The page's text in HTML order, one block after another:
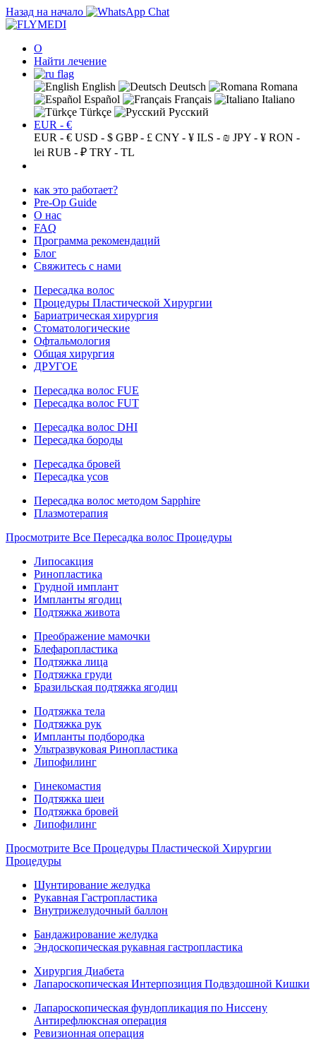
Назад на начало
О
Найти лечение
English Deutsch
Romana
Español
Français
Italiano
Türkçe
Русский
EUR - €
EUR - € USD - $ GBP - £ CNY - ¥ ILS - ₪ JPY - ¥ RON -
lei RUB - ₽ TRY - TL
как это работает?
Pre-Op Guide
О нас
FAQ
Программа рекомендаций
Блог
Свяжитесь с нами
Пересадка волос
Процедуры Пластической Хирургии
Бариатрическая хирургия
Стоматологические
Офтальмология
Общая хирургия
ДРУГОЕ
Пересадка волос FUE
Пересадка волос FUT
Пересадка волос DHI
Пересадка бороды
Пересадка бровей
Пересадка усов
Пересадка волос методом Sapphire
Плазмотерапия
Просмотрите Все Пересадка волос Процедуры
Липосакция
Ринопластика
Грудной имплант
Импланты ягодиц
Подтяжка живота
Преображение мамочки
Блефаропластика
Подтяжка лица
Подтяжка груди
Бразильская подтяжка ягодиц
Подтяжка тела
Подтяжка рук
Импланты подбородка
Ультразвуковая Ринопластика
Липофилинг
Гинекомастия
Подтяжка шеи
Подтяжка бровей
Липофилинг
Просмотрите Все Процедуры Пластической Хирургии
Процедуры
Шунтирование желудка
Рукавная Гастропластика
Внутрижелудочный баллон
Бандажирование желудка
Эндоскопическая рукавная гастропластика
Хирургия Диабета
Лапароскопическая Интерпозиция Подвздошной Кишки
Лапароскопическая фундопликация по Ниссену
Антирефлюксная операция
Ревизионная операция